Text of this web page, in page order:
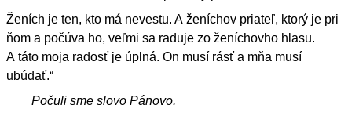
Ženích je ten, kto má nevestu. A ženíchov priateľ, ktorý je pri
ňom a počúva ho, veľmi sa raduje zo ženíchovho hlasu.
A táto moja radosť je úplná. On musí rásť a mňa musí
ubúdať.“
Počuli sme slovo Pánovo.